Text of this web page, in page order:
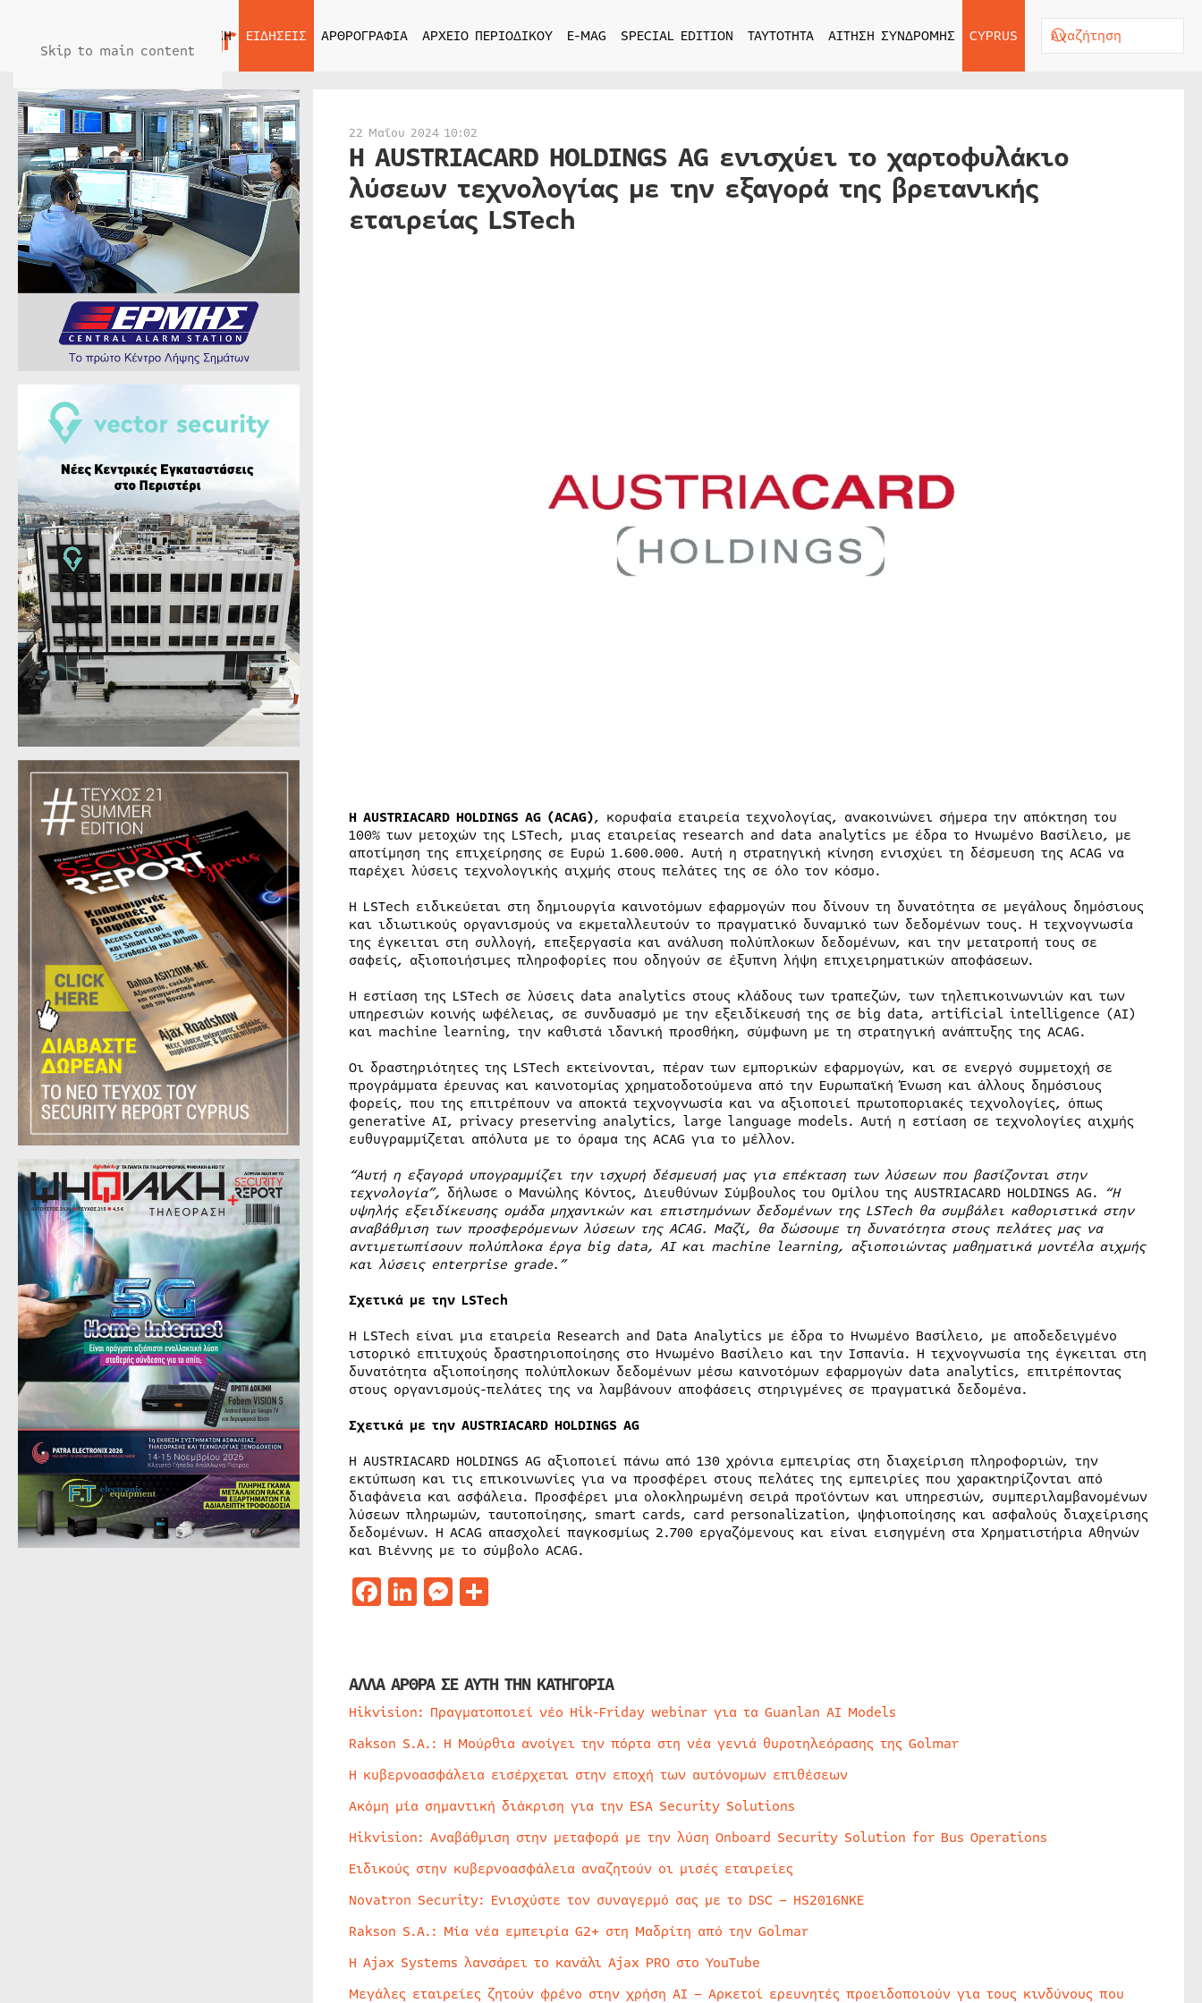
Skip to main content
ΑΡΧΙΚΗ ΕΙΔΗΣΕΙΣ ΑΡΘΡΟΓΡΑΦΙΑ ΑΡΧΕΙΟ ΠΕΡΙΟΔΙΚΟΥ E-MAG SPECIAL EDITION ΤΑΥΤΟΤΗΤΑ ΑΙΤΗΣΗ ΣΥΝΔΡΟΜΗΣ CYPRUS
22 Μαΐου 2024 10:02
Η AUSTRIACARD HOLDINGS AG ενισχύει το χαρτοφυλάκιο
λύσεων τεχνολογίας με την εξαγορά της βρετανικής
εταιρείας LSTech
Η AUSTRIACARD HOLDINGS AG (ACAG), κορυφαία εταιρεία τεχνολογίας, ανακοινώνει σήμερα την απόκτηση του
100% των μετοχών της LSTech, μιας εταιρείας research and data analytics με έδρα το Ηνωμένο Βασίλειο, με
αποτίμηση της επιχείρησης σε Ευρώ 1.600.000. Αυτή η στρατηγική κίνηση ενισχύει τη δέσμευση της ACAG να
παρέχει λύσεις τεχνολογικής αιχμής στους πελάτες της σε όλο τον κόσμο.
Η LSTech ειδικεύεται στη δημιουργία καινοτόμων εφαρμογών που δίνουν τη δυνατότητα σε μεγάλους δημόσιους
και ιδιωτικούς οργανισμούς να εκμεταλλευτούν το πραγματικό δυναμικό των δεδομένων τους. Η τεχνογνωσία
της έγκειται στη συλλογή, επεξεργασία και ανάλυση πολύπλοκων δεδομένων, και την μετατροπή τους σε
σαφείς, αξιοποιήσιμες πληροφορίες που οδηγούν σε έξυπνη λήψη επιχειρηματικών αποφάσεων.
Η εστίαση της LSTech σε λύσεις data analytics στους κλάδους των τραπεζών, των τηλεπικοινωνιών και των
υπηρεσιών κοινής ωφέλειας, σε συνδυασμό με την εξειδίκευσή της σε big data, artificial intelligence (AI)
και machine learning, την καθιστά ιδανική προσθήκη, σύμφωνη με τη στρατηγική ανάπτυξης της ACAG.
Οι δραστηριότητες της LSTech εκτείνονται, πέραν των εμπορικών εφαρμογών, και σε ενεργό συμμετοχή σε
προγράμματα έρευνας και καινοτομίας χρηματοδοτούμενα από την Ευρωπαϊκή Ένωση και άλλους δημόσιους
φορείς, που της επιτρέπουν να αποκτά τεχνογνωσία και να αξιοποιεί πρωτοποριακές τεχνολογίες, όπως
generative AI, privacy preserving analytics, large language models. Αυτή η εστίαση σε τεχνολογίες αιχμής
ευθυγραμμίζεται απόλυτα με το όραμα της ACAG για το μέλλον.
“Αυτή η εξαγορά υπογραμμίζει την ισχυρή δέσμευσή μας για επέκταση των λύσεων που βασίζονται στην
τεχνολογία”, δήλωσε ο Μανώλης Κόντος, Διευθύνων Σύμβουλος του Ομίλου της AUSTRIACARD HOLDINGS AG. “Η
υψηλής εξειδίκευσης ομάδα μηχανικών και επιστημόνων δεδομένων της LSTech θα συμβάλει καθοριστικά στην
αναβάθμιση των προσφερόμενων λύσεων της ACAG. Μαζί, θα δώσουμε τη δυνατότητα στους πελάτες μας να
αντιμετωπίσουν πολύπλοκα έργα big data, AIκαι machine learning, αξιοποιώντας μαθηματικά μοντέλα αιχμής
και λύσεις enterprise grade.”
Σχετικά με την LSTech
Η LSTech είναι μια εταιρεία Research and Data Analytics με έδρα το Ηνωμένο Βασίλειο, με αποδεδειγμένο
ιστορικό επιτυχούς δραστηριοποίησης στο Ηνωμένο Βασίλειο και την Ισπανία. Η τεχνογνωσία της έγκειται στη
δυνατότητα αξιοποίησης πολύπλοκων δεδομένων μέσω καινοτόμων εφαρμογών data analytics, επιτρέποντας
στους οργανισμούς-πελάτες της να λαμβάνουν αποφάσεις στηριγμένες σε πραγματικά δεδομένα.
Σχετικά με τηνAUSTRIACARD HOLDINGS AG
Η AUSTRIACARD HOLDINGS AG αξιοποιεί πάνω από 130 χρόνια εμπειρίας στη διαχείριση πληροφοριών, την
εκτύπωση και τις επικοινωνίες για να προσφέρει στους πελάτες της εμπειρίες που χαρακτηρίζονται από
διαφάνεια και ασφάλεια. Προσφέρει μια ολοκληρωμένη σειρά προϊόντων και υπηρεσιών, συμπεριλαμβανομένων
λύσεων πληρωμών, ταυτοποίησης, smart cards, card personalization, ψηφιοποίησης και ασφαλούς διαχείρισης
δεδομένων. Η ACAG απασχολεί παγκοσμίως 2.700 εργαζόμενους και είναι εισηγμένη στα Χρηματιστήρια Αθηνών
και Βιέννης με το σύμβολο ACAG.
Facebook
LinkedIn
Messenger
Μοιραστείτε
ΑΛΛΑ ΑΡΘΡΑ ΣΕ ΑΥΤΗ ΤΗΝ ΚΑΤΗΓΟΡΙΑ
Hikvision: Πραγματοποιεί νέο Hik-Friday webinar για τα Guanlan AI Models
Rakson S.A.: Η Μούρθια ανοίγει την πόρτα στη νέα γενιά θυροτηλεόρασης της Golmar
Η κυβερνοασφάλεια εισέρχεται στην εποχή των αυτόνομων επιθέσεων
Ακόμη μία σημαντική διάκριση για την ESA Security Solutions
Hikvision: Αναβάθμιση στην μεταφορά με την λύση Onboard Security Solution for Bus Operations
Ειδικούς στην κυβερνοασφάλεια αναζητούν οι μισές εταιρείες
Novatron Security: Ενισχύστε τον συναγερμό σας με το DSC – HS2016NKE
Rakson S.A.: Μία νέα εμπειρία G2+ στη Μαδρίτη από την Golmar
Η Ajax Systems λανσάρει το κανάλι Ajax PRO στο YouTube
Μεγάλες εταιρείες ζητούν φρένο στην χρήση AI – Αρκετοί ερευνητές προειδοποιούν για τους κινδύνους που